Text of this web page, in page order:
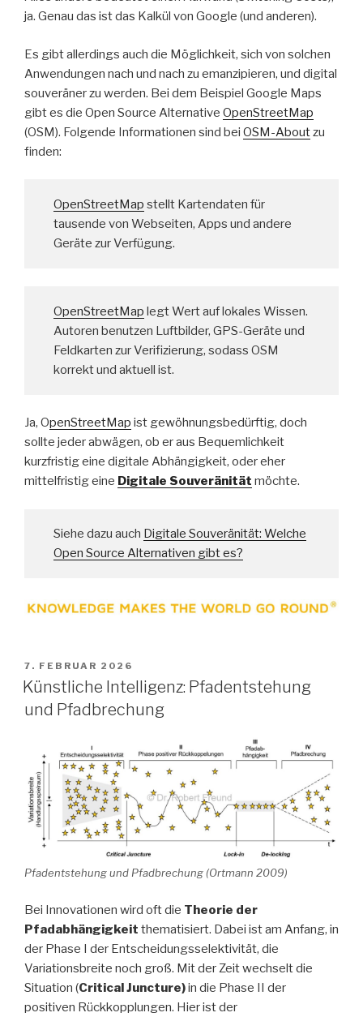
ja. Genau das ist das Kalkül von Google (und anderen).
Es gibt allerdings auch die Möglichkeit, sich von solchen
Anwendungen nach und nach zu emanzipieren, und digital
souveräner zu werden. Bei dem Beispiel Google Maps
gibt es die Open Source Alternative OpenStreetMap
(OSM). Folgende Informationen sind bei OSM-Aboutzu
finden:
OpenStreetMap stellt Kartendaten für
tausende von Webseiten, Apps und andere
Geräte zur Verfügung.
OpenStreetMap legt Wert auf lokales Wissen.
Autoren benutzen Luftbilder, GPS-Geräte und
Feldkarten zur Verifizierung, sodass OSM
korrekt und aktuell ist.
Ja, OpenStreetMap ist gewöhnungsbedürftig, doch
sollte jeder abwägen, ob er aus Bequemlichkeit
kurzfristig eine digitale Abhängigkeit, oder eher
mittelfristig eine Digitale Souveränität möchte.
Siehe dazu auch Digitale Souveränität: Welche
Open Source Alternativen gibt es?
VERÖFFENTLICHT
AM
7. FEBRUAR 2026
Künstliche Intelligenz: Pfadentstehung
und Pfadbrechung
Pfadentstehung und Pfadbrechung (Ortmann 2009)
Bei Innovationen wird oft die Theorie der
Pfadabhängigkeit thematisiert. Dabei ist am Anfang, in
der Phase I der Entscheidungsselektivität, die
Variationsbreite noch groß. Mit der Zeit wechselt die
Situation (Critical Juncture)in die Phase II der
positiven Rückkopplungen. Hier ist der